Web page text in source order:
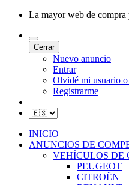
La mayor web de compra
Cerrar
Nuevo anuncio
Entrar
Olvidé mi usuario
Registrarme
INICIO
ANUNCIOS DE
VEHÍCULOS DE
PEUGEOT
CITROËN